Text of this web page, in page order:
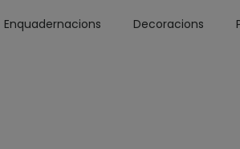
Enquadernacions Decoracions